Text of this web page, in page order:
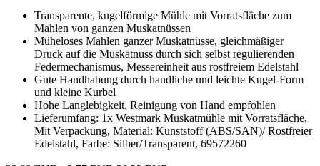
Transparente, kugelförmige Mühle mit Vorratsfläche zum
Mahlen von ganzen Muskatnüssen
Müheloses Mahlen ganzer Muskatnüsse, gleichmäßiger
Druck auf die Muskatnuss durch sich selbst regulierenden
Federmechanismus, Messereinheit aus rostfreiem Edelstahl
Gute Handhabung durch handliche und leichte Kugel-Form
und kleine Kurbel
Hohe Langlebigkeit, Reinigung von Hand empfohlen
Lieferumfang: 1x Westmark Muskatmühle mit Vorratsfläche,
Mit Verpackung, Material: Kunststoff (ABS/SAN)/ Rostfreier
Edelstahl, Farbe: Silber/Transparent, 69572260